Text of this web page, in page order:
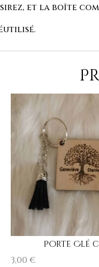
et la boîte
Porte Clé
3,00€